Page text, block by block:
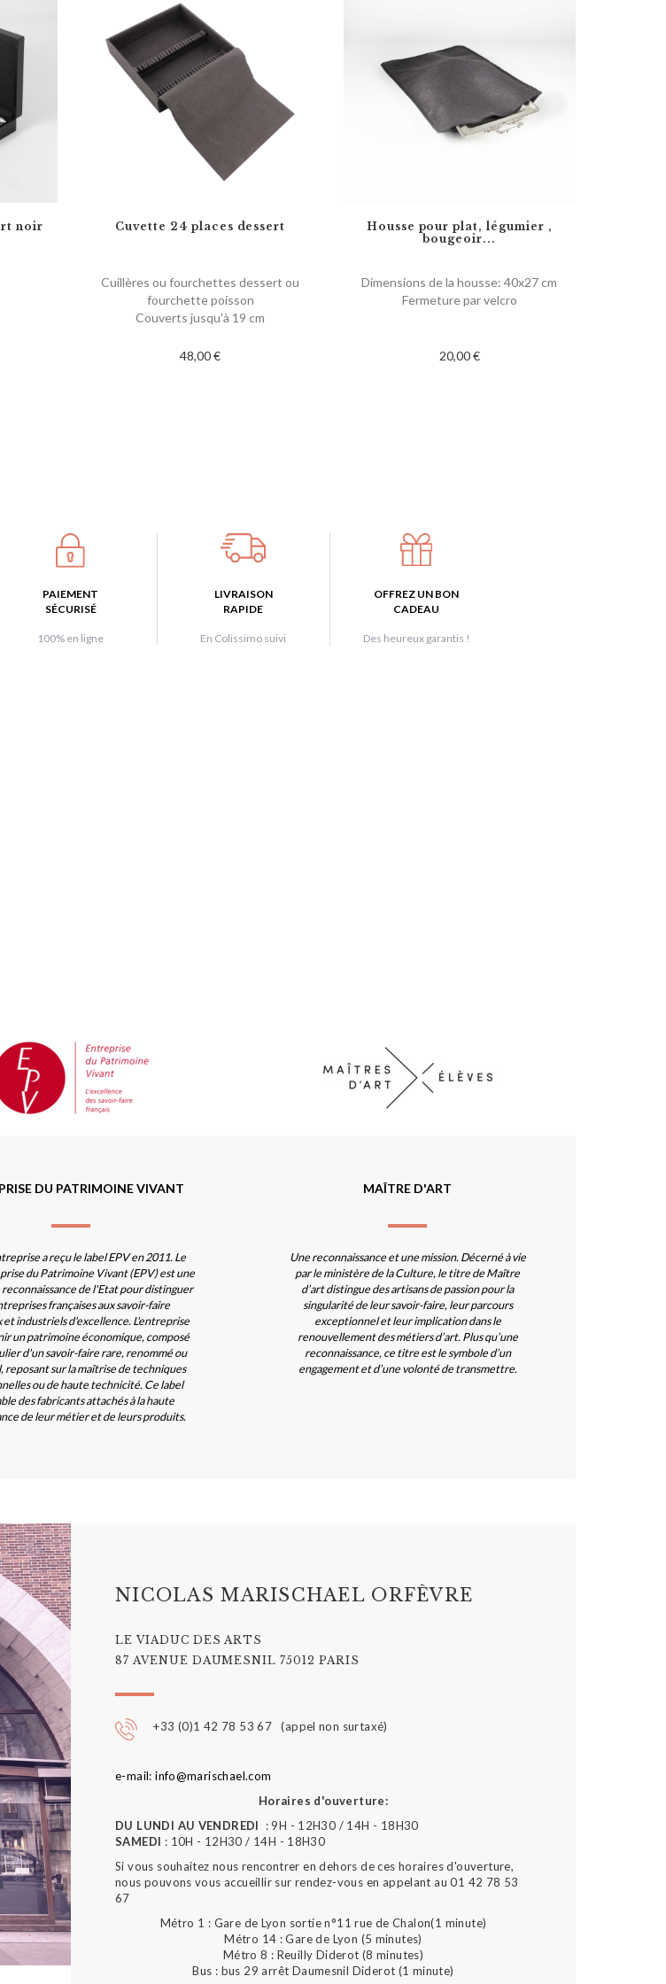
noir Cuvette 24 places dessert
Cuillères ou fourchettes dessert ou
fourchette poisson
Couverts jusqu'à 19 cm
48,00 €
Housse pour plat, légumier ,
bougeoir...
Dimensions de la housse: 40x27 cm
Fermeture par velcro
20,00 €
PAIEMENT
SÉCURISÉ
100% en ligne
LIVRAISON
RAPIDE
En Colissimo suivi
OFFREZ UN BON
CADEAU
Des heureux garantis !
DU PATRIMOINE VIVANT
a reçu le label EPV en 2011. Le
du Patrimoine Vivant (EPV) est une
reconnaissance de l'Etat pour distinguer
françaises aux savoir-faire
et industriels d'excellence. L'entreprise
un patrimoine économique, composé
d'un savoir-faire rare, renommé ou
reposant sur la maîtrise de techniques
ou de haute technicité. Ce label
des fabricants attachés à la haute
de leur métier et de leurs produits.
MAÎTRE D'ART
Une reconnaissance et une mission. Décerné à vie
par le ministère de la Culture, le titre de Maître
d’art distingue des artisans de passion pour la
singularité de leur savoir-faire, leur parcours
exceptionnel et leur implication dans le
renouvellement des métiers d’art. Plus qu’une
reconnaissance, ce titre est le symbole d’un
engagement et d’une volonté de transmettre.
NICOLAS MARISCHAEL ORFÈVRE
LE VIADUC DES ARTS
87 AVENUE DAUMESNIL 75012 PARIS
+33 (0)1 42 78 53 67 (appel non surtaxé)
e-mail: info@marischael.com
Horaires d'ouverture:
DU LUNDI AU VENDREDI
: 9H - 12H30 / 14H - 18H30
SAMEDI : 10H - 12H30 / 14H - 18H30
Si vous souhaitez nous rencontrer en dehors de ces horaires d'ouverture,
nous pouvons vous accueillir sur rendez-vous en appelant au 01 42 78 53
67
Métro 1 : Gare de Lyon sortie n°11 rue de Chalon(1 minute)
Métro 14 : Gare de Lyon (5 minutes)
Métro 8 : Reuilly Diderot (8 minutes)
Bus : bus 29 arrêt Daumesnil Diderot (1 minute)